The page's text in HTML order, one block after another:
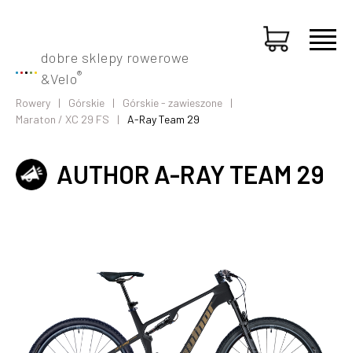
dobre sklepy rowerowe
&Velo®
Rowery Górskie
Górskie - zawieszone
Maraton / XC 29 FS
A-Ray Team 29
AUTHOR A-RAY TEAM 29